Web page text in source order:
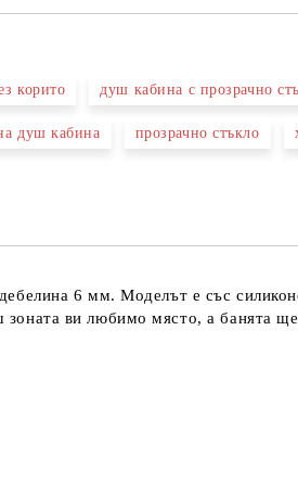
за лични данни
корито душ кабина с прозрачно
душ кабина прозрачно стъкло
6 мм. Моделът е със
ви любимо място, а банята ще